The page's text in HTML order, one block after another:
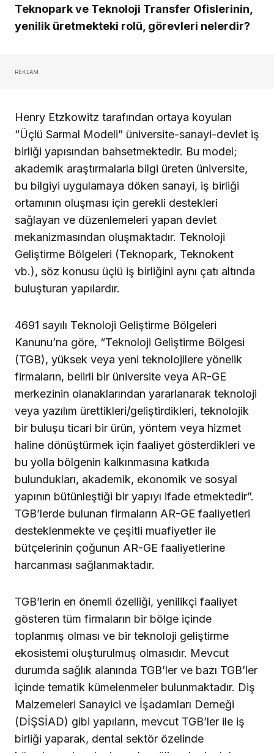
Teknopark ve Teknoloji Transfer Ofislerinin,
yenilik üretmekteki rolü, görevleri nelerdir?
REKLAM
Henry Etzkowitz tarafından ortaya koyulan
“Üçlü Sarmal Modeli” üniversite-sanayi-devlet iş
birliği yapısından bahsetmektedir. Bu model;
akademik araştırmalarla bilgi üreten üniversite,
bu bilgiyi uygulamaya döken sanayi, iş birliği
ortamının oluşması için gerekli destekleri
sağlayan ve düzenlemeleri yapan devlet
mekanizmasından oluşmaktadır. Teknoloji
Geliştirme Bölgeleri (Teknopark, Teknokent
vb.), söz konusu üçlü iş birliğini aynı çatı altında
buluşturan yapılardır.
4691 sayılı Teknoloji Geliştirme Bölgeleri
Kanunu’na göre, “Teknoloji Geliştirme Bölgesi
(TGB), yüksek veya yeni teknolojilere yönelik
firmaların, belirli bir üniversite veya AR-GE
merkezinin olanaklarından yararlanarak teknoloji
veya yazılım ürettikleri/geliştirdikleri, teknolojik
bir buluşu ticari bir ürün, yöntem veya hizmet
haline dönüştürmek için faaliyet gösterdikleri ve
bu yolla bölgenin kalkınmasına katkıda
bulundukları, akademik, ekonomik ve sosyal
yapının bütünleştiği bir yapıyı ifade etmektedir”.
TGB’lerde bulunan firmaların AR-GE faaliyetleri
desteklenmekte ve çeşitli muafiyetler ile
bütçelerinin çoğunun AR-GE faaliyetlerine
harcanması sağlanmaktadır.
TGB’lerin en önemli özelliği, yenilikçi faaliyet
gösteren tüm firmaların bir bölge içinde
toplanmış olması ve bir teknoloji geliştirme
ekosistemi oluşturulmuş olmasıdır. Mevcut
durumda sağlık alanında TGB’ler ve bazı TGB’ler
içinde tematik kümelenmeler bulunmaktadır. Diş
Malzemeleri Sanayici ve İşadamları Derneği
(DİŞSİAD) gibi yapıların, mevcut TGB’ler ile iş
birliği yaparak, dental sektör özelinde